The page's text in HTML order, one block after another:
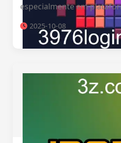
especialmente em
2025-10-08